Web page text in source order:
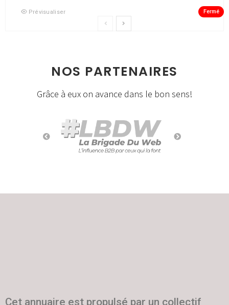
Prévisualiser Fermé
NOS PARTENAIRES
Grâce à eux on avance dans le bon sens!
Cet annuaire est propulsé par un collectif